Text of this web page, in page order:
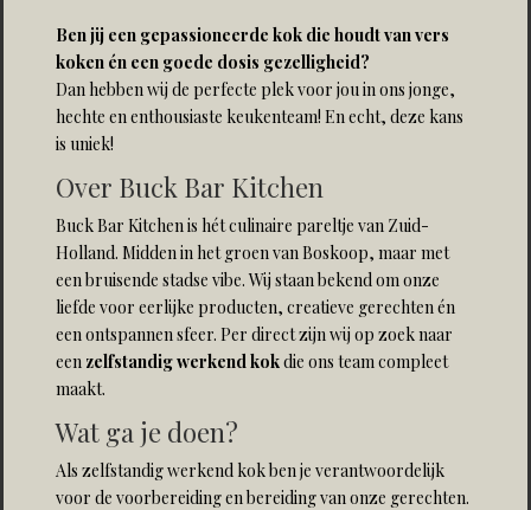
Ben jij een gepassioneerde kok die houdt van vers
koken én een goede dosis gezelligheid?
Dan hebben wij de perfecte plek voor jou in ons jonge,
hechte en enthousiaste keukenteam! En echt, deze kans
is uniek!
Over Buck Bar Kitchen
Buck Bar Kitchen is hét culinaire pareltje van Zuid-
Holland. Midden in het groen van Boskoop, maar met
een bruisende stadse vibe. Wij staan bekend om onze
liefde voor eerlijke producten, creatieve gerechten én
een ontspannen sfeer. Per direct zijn wij op zoek naar
een zelfstandig werkend kokdie ons team compleet
maakt.
Wat ga je doen?
Als zelfstandig werkend kok ben je verantwoordelijk
voor de voorbereiding en bereiding van onze gerechten.